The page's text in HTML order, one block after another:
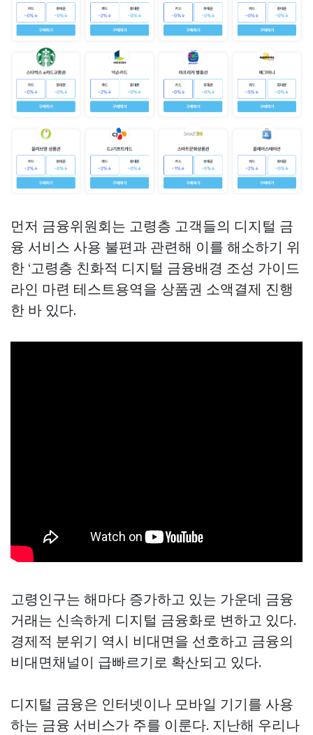
먼저 금융위원회는 고령층 고객들의 디지털 금
융 서비스 사용 불편과 관련해 이를 해소하기 위
한 ‘고령층 친화적 디지털 금융배경 조성 가이드
라인 마련 테스트용역을 상품권 소액결제 진행
한 바 있다.
고령인구는 해마다 증가하고 있는 가운데 금융
거래는 신속하게 디지털 금융화로 변하고 있다.
경제적 분위기 역시 비대면을 선호하고 금융의
비대면채널이 급빠르기로 확산되고 있다.
디지털 금융은 인터넷이나 모바일 기기를 사용
하는 금융 서비스가 주를 이룬다. 지난해 우리나